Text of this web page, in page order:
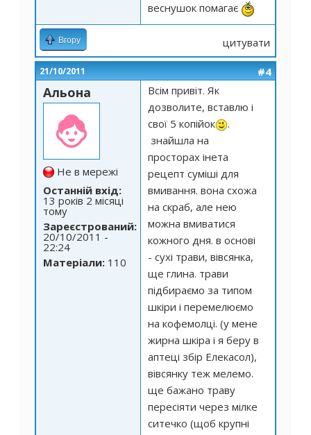
веснушок помагає
Вгору цитувати
21/10/2011 #4
Альона
Не в мережі
Останній вхід:
13 років 2 місяці
тому
Зареєстрований:
20/10/2011 -
22:24
Матеріали: 110
Всім привіт. Як
дозволите, вставлю і
свої 5 копійок
.
знайшла на
просторах інета
рецепт суміші для
вмивання. вона схожа
на скраб, але нею
можна вмиватися
кожного дня. в основі
- сухі трави, вівсянка,
ще глина. трави
підбираємо за типом
шкіри і перемелюємо
на кофемолці. (у мене
жирна шкіра і я беру в
аптеці збір Елекасол),
вівсянку теж мелемо.
ще бажано траву
пересіяти через мілке
ситечко (щоб крупні